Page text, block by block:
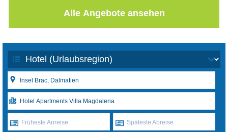
Alle Angebote ansehen
Früheste Anreise Späteste Abreise